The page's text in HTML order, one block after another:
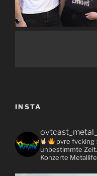
INSTA
pvre fvcking
unbestimmte
Konzerte